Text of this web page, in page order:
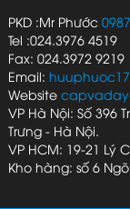
PKD :Mr Phước
Tel :024.3976 4519
Fax: 024.3972 9219
Email:
Website
VP Hà Nội: Số 396
Trưng - Hà Nội.
VP HCM: 19-21 Lý
Kho hàng: số 6